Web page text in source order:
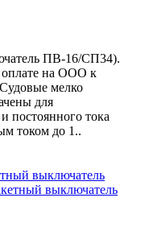
ПВ-16/СП34).
оплате на ООО к
мелко
для
постоянного тока
током до 1..
выключатель